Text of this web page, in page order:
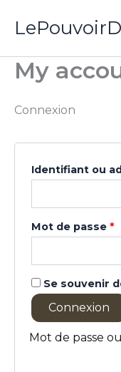
My
Connexion
Identifiant ou
Mot de passe *
Se souvenir
Connexion
Mot de passe